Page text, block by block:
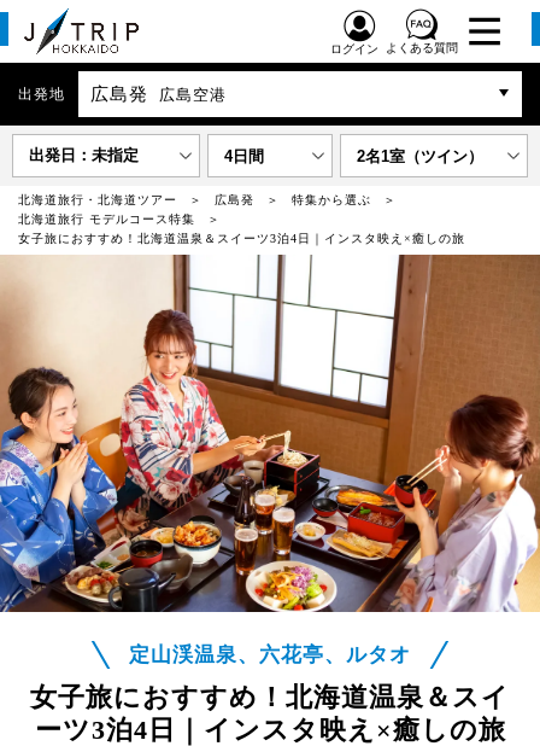
ログイン よくある質問
出発地 広島発 広島空港
出発日：未指定 4日間 2名1室（ツイン）
北海道旅行・北海道ツアー 広島発
特集から選ぶ
北海道旅行 モデルコース特集
女子旅におすすめ！北海道温泉＆スイーツ3泊4日｜インスタ映え×癒しの旅
定山渓温泉、六花亭、ルタオ
女子旅におすすめ！北海道温泉＆スイ
ーツ3泊4日｜インスタ映え×癒しの旅